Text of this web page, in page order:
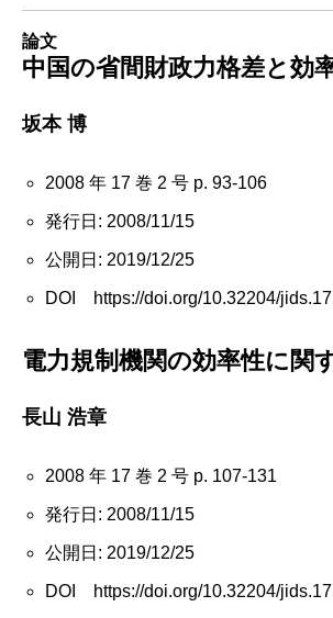
論文
中国の省間財政力格差と効
坂本 博
2008 年 17 巻 2 号 p. 93-106
発行日: 2008/11/15
公開日: 2019/12/25
DOI https://doi.org/10.32204/
電力規制機関の効率性に関
長山 浩章
2008 年 17 巻 2 号 p. 107-131
発行日: 2008/11/15
公開日: 2019/12/25
DOI https://doi.org/10.32204/